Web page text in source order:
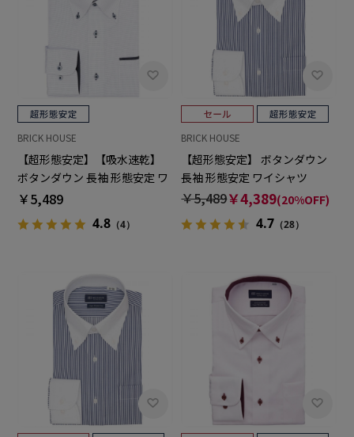
BRICK HOUSE
【超形態安定】【吸水速乾】
ボタンダウン 長袖 形態安定 ワ
イシャツ
￥5,489
4.8（4）
BRICK HOUSE
【超形態安定】 ボタンダウン
長袖 形態安定 ワイシャツ
￥5,489￥4,389(20%OFF)
4.7 （28）